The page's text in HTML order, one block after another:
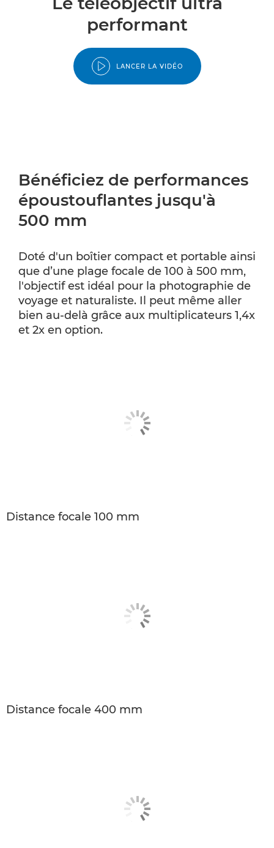
performant
LANCER LA VIDÉO
Bénéficiez de performances
époustouflantes jusqu'à
500 mm
Doté d'un boîtier compact et portable ainsi
que d’une plage focale de 100 à 500 mm,
l'objectif est idéal pour la photographie de
voyage et naturaliste. Il peut même aller
bien au-delà grâce aux multiplicateurs 1,4x
et 2x en option.
Distance focale 100 mm
Distance focale 400 mm